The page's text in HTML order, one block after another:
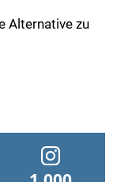
Alternative zu